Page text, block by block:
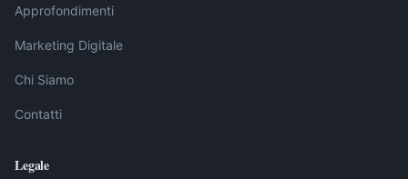
Approfondimenti
Marketing Digitale
Chi Siamo
Contatti
Legale